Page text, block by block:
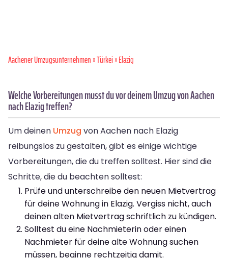
Aachener Umzugsunternehmen»Türkei» Elazig
Welche Vorbereitungen musst du vor deinem Umzug von Aachen
nach Elazig treffen?
Um deinen Umzug von Aachen nach Elazig
reibungslos zu gestalten, gibt es einige wichtige
Vorbereitungen, die du treffen solltest. Hier sind die
Schritte, die du beachten solltest:
Prüfe und unterschreibe den neuen Mietvertrag
für deine Wohnung in Elazig. Vergiss nicht, auch
deinen alten Mietvertrag schriftlich zu kündigen.
Solltest du eine Nachmieterin oder einen
Nachmieter für deine alte Wohnung suchen
müssen, beginne rechtzeitig damit.